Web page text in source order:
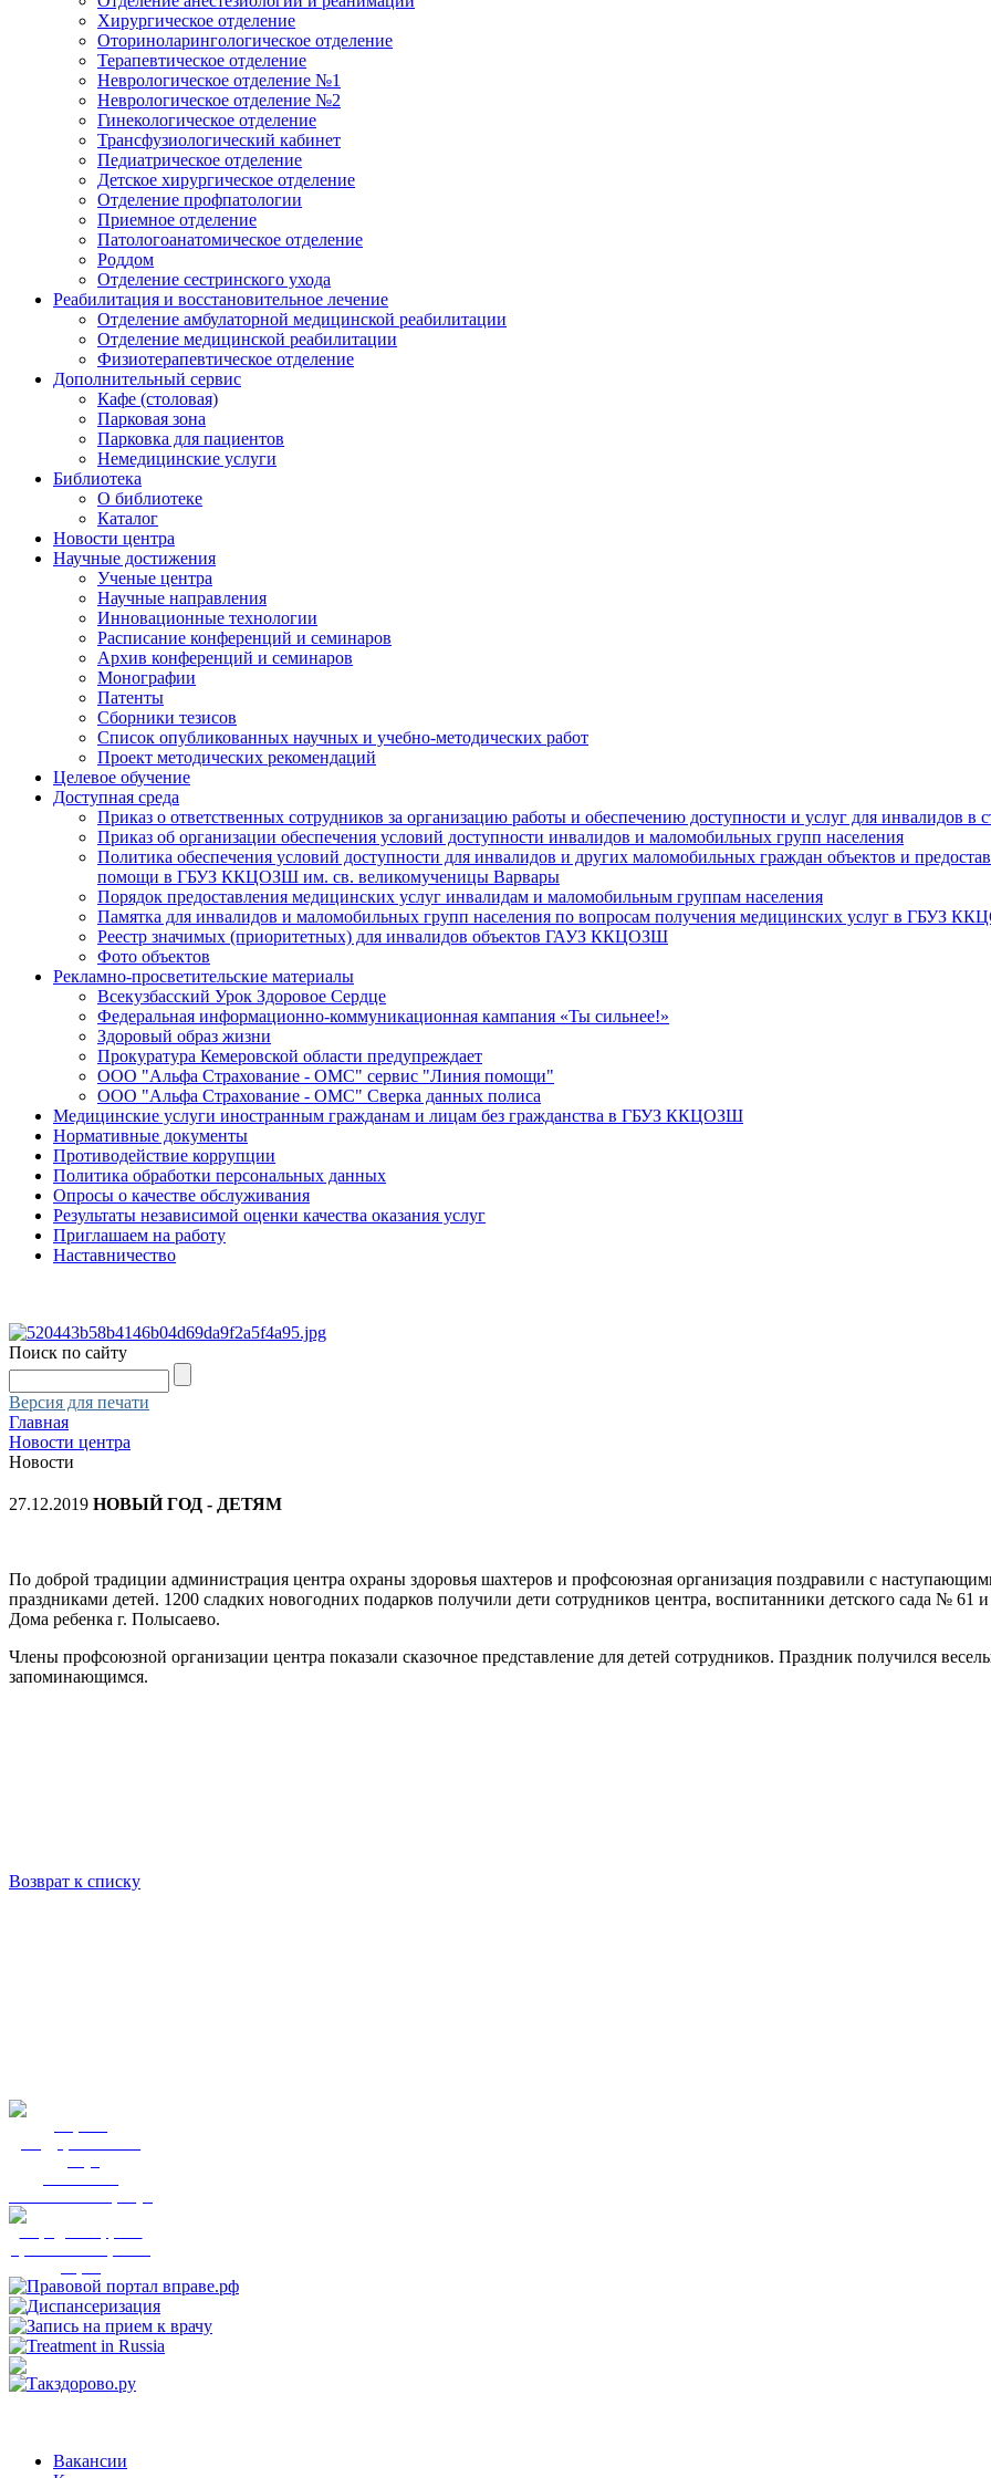
Хирургическое отделение
Оториноларингологическое отделение
Терапевтическое отделение
Неврологическое отделение №1
Неврологическое отделение №2
Гинекологическое отделение
Трансфузиологический кабинет
Педиатрическое отделение
Детское хирургическое отделение
Отделение профпатологии
Приемное отделение
Патологоанатомическое отделение
Роддом
Отделение сестринского ухода
Реабилитация и восстановительное лечение
Отделение амбулаторной медицинской реабилитации
Отделение медицинской реабилитации
Физиотерапевтическое отделение
Дополнительный сервис
Кафе (столовая)
Парковая зона
Парковка для пациентов
Немедицинские услуги
Библиотека
О библиотеке
Каталог
Новости центра
Научные достижения
Ученые центра
Научные направления
Инновационные технологии
Расписание конференций и семинаров
Архив конференций и семинаров
Монографии
Патенты
Сборники тезисов
Список опубликованных научных и учебно-методических работ
Проект методических рекомендаций
Целевое обучение
Доступная среда
Приказ о ответственных сотрудников за организацию работы и обеспечению доступности и услуг для
Приказ об организации обеспечения условий доступности инвалидов и маломобильных групп населения
Политика обеспечения условий доступности для инвалидов и других маломобильных граждан объектов и
помощи в ГБУЗ ККЦОЗШ им. св. великомученицы Варвары
Порядок предоставления медицинских услуг инвалидам и маломобильным группам населения
Памятка для инвалидов и маломобильных групп населения по вопросам получения медицинских услуг в ГБУЗ
Реестр значимых (приоритетных) для инвалидов объектов ГАУЗ ККЦОЗШ
Фото объектов
Рекламно-просветительские материалы
Всекузбасский Урок Здоровое Сердце
Федеральная информационно-коммуникационная кампания «Ты сильнее!»
Здоровый образ жизни
Прокуратура Кемеровской области предупреждает
ООО "Альфа Страхование - ОМС" сервис "Линия помощи"
ООО "Альфа Страхование - ОМС" Сверка данных полиса
Медицинские услуги иностранным гражданам и лицам без гражданства в ГБУЗ ККЦОЗШ
Нормативные документы
Противодействие коррупции
Политика обработки персональных данных
Опросы о качестве обслуживания
Результаты независимой оценки качества оказания услуг
Приглашаем на работу
Наставничество
Поиск по сайту
Версия для печати
Главная
Новости центра
Новости
27.12.2019 НОВЫЙ ГОД - ДЕТЯМ
По доброй традиции администрация центра охраны здоровья шахтеров и профсоюзная организация поздравили с
праздниками детей. 1200 сладких новогодних подарков получили дети сотрудников центра, воспитанники детского сада № 61 и
Дома ребенка г. Полысаево.
Члены профсоюзной организации центра показали сказочное представление для детей сотрудников. Праздник получился
запоминающимся.
Возврат к списку
Вакансии